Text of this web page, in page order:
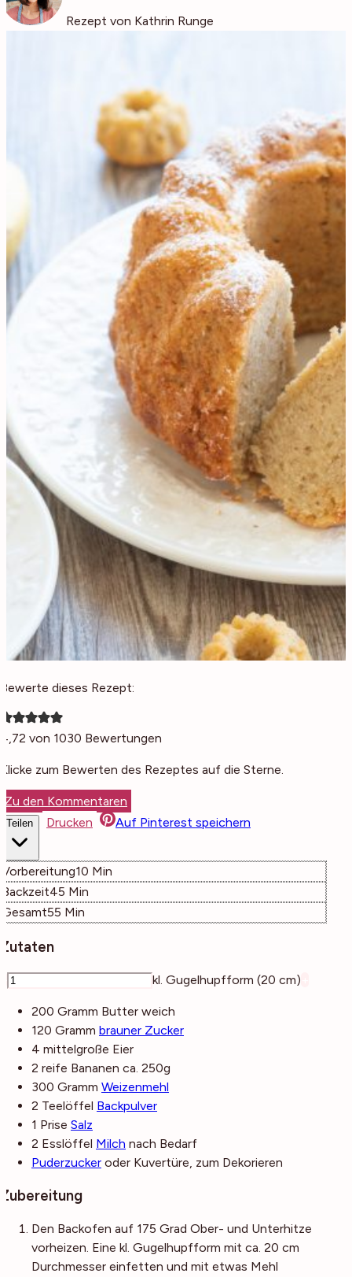
Rezept von Kathrin Runge
Bewerte dieses Rezept:
4,72 von 1030 Bewertungen
Klicke zum Bewerten des Rezeptes auf die Sterne.
Zu den Kommentaren
Teilen Drucken Auf Pinterest speichern
Vorbereitung10 Minuten
Min
Backzeit45 Minuten
Min
Gesamt55 Minuten
Min
Zutaten
kl. Gugelhupfform (20 cm)
200 Gramm Butter weich
120 Gramm brauner Zucker
4 mittelgroße Eier
2 reife Bananen ca. 250g
300 Gramm Weizenmehl
2 Teelöffel Backpulver
1 Prise Salz
2 Esslöffel Milch nach Bedarf
Puderzucker oder Kuvertüre, zum Dekorieren
Zubereitung
Den Backofen auf 175 Grad Ober- und Unterhitze
vorheizen. Eine kl. Gugelhupfform mit ca. 20 cm
Durchmesser einfetten und mit etwas Mehl